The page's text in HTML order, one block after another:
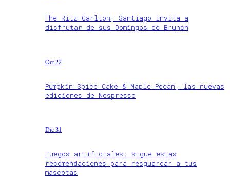
The Ritz-Carlton, Santiago invita a
disfrutar de sus Domingos de Brunch
Oct 22
Pumpkin Spice Cake & Maple Pecan, las nuevas
ediciones de Nespresso
Dic 31
Fuegos artificiales: sigue estas
recomendaciones para resguardar a tus
mascotas